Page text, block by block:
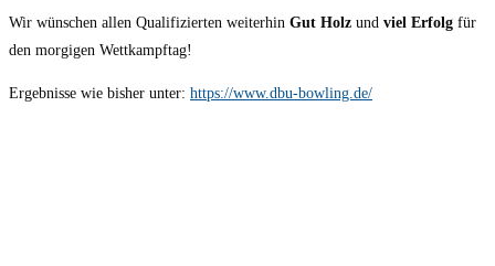
Wir wünschen allen Qualifizierten weiterhin Gut Holz und viel Erfolg für
den morgigen Wettkampftag!
Ergebnisse wie bisher unter: https://www.dbu-bowling.de/